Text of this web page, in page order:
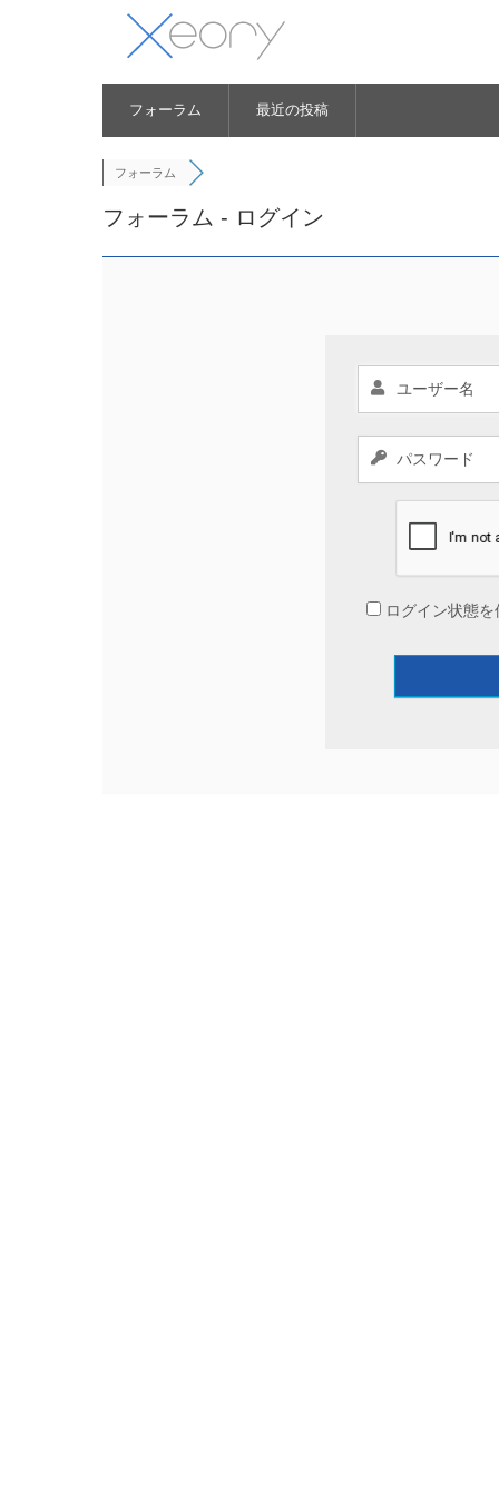
フォーラム 最近の投稿
フォーラム
フォーラム - ログイン
ログイン状態